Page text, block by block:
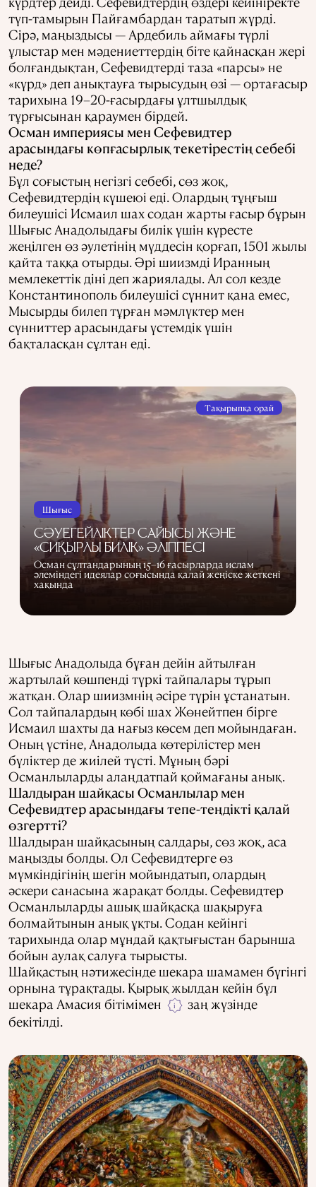
түп-тамырын Пайғамбардан таратып жүрді.
Сірә, маңыздысы — Ардебиль аймағы түрлі
ұлыстар мен мәдениеттердің біте қайнасқан жері
болғандықтан, Сефевидтерді таза «парсы» не
«күрд» деп анықтауға тырысудың өзі — ортағасыр
тарихына 19–20-ғасырдағы ұлтшылдық
тұрғысынан қараумен бірдей.
Осман империясы мен Сефевидтер
арасындағы көпғасырлық текетірестің себебі
неде?
Бұл соғыстың негізгі себебі, сөз жоқ,
Сефевидтердің күшеюі еді. Олардың тұңғыш
билеушісі Исмаил шах содан жарты ғасыр бұрын
Шығыс Анадолыдағы билік үшін күресте
жеңілген өз әулетінің мүддесін қорғап, 1501 жылы
қайта таққа отырды. Әрі шиизмді Иранның
мемлекеттік діні деп жариялады. Ал сол кезде
Константинополь билеушісі сүннит қана емес,
Мысырды билеп тұрған мәмлүктер мен
сүнниттер арасындағы үстемдік үшін
бақталасқан сұлтан еді.
Тақырыпқа орай
Шығыс
СӘУЕГЕЙЛІКТЕР САЙЫСЫ ЖӘНЕ
«СИҚЫРЛЫ БИЛІК» ӘЛІППЕСІ
Осман сұлтандарының 15–16 ғасырларда ислам
әлеміндегі идеялар соғысында қалай жеңіске жеткені
хақында
Шығыс Анадолыда бұған дейін айтылған
жартылай көшпенді түркі тайпалары тұрып
жатқан. Олар шиизмнің әсіре түрін ұстанатын.
Сол тайпалардың көбі шах Жөнейтпен бірге
Исмаил шахты да нағыз көсем деп мойындаған.
Оның үстіне, Анадолыда көтерілістер мен
бүліктер де жиілей түсті. Мұның бәрі
Османлыларды алаңдатпай қоймағаны анық.
Шалдыран шайқасы Османлылар мен
Сефевидтер арасындағы тепе-теңдікті қалай
өзгертті?
Шалдыран шайқасының салдары, сөз жоқ, аса
маңызды болды. Ол Сефевидтерге өз
мүмкіндігінің шегін мойындатып, олардың
әскери санасына жарақат болды. Сефевидтер
Османлыларды ашық шайқасқа шақыруға
болмайтынын анық ұқты. Содан кейінгі
тарихында олар мұндай қақтығыстан барынша
бойын аулақ салуға тырысты.
Шайқастың нәтижесінде шекара шамамен бүгінгі
орнына тұрақтады. Қырық жылдан кейін бұл
шекара Амасия бітімімен
i
заң жүзінде
бекітілді.